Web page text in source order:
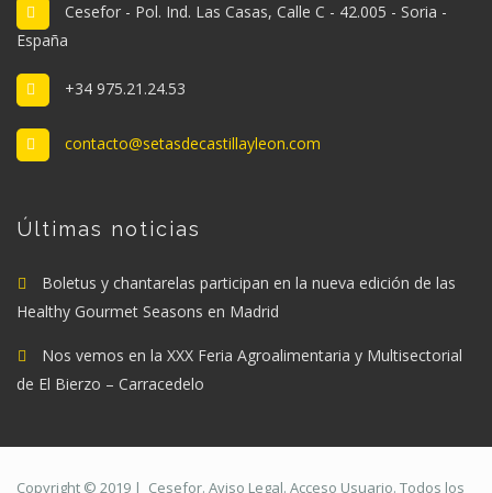
Cesefor - Pol. Ind. Las Casas, Calle C - 42.005 - Soria -
España
+34 975.21.24.53
contacto@setasdecastillayleon.com
Últimas noticias
Boletus y chantarelas participan en la nueva edición de las
Healthy Gourmet Seasons en Madrid
Nos vemos en la XXX Feria Agroalimentaria y Multisectorial
de El Bierzo – Carracedelo
Copyright © 2019 | Cesefor. Aviso Legal. Acceso Usuario. Todos los